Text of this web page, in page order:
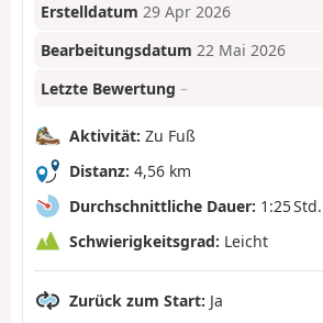
Erstelldatum 29 Apr 2026
Bearbeitungsdatum 22 Mai 2026
Letzte Bewertung –
Aktivität: Zu Fuß
Distanz: 4,56 km
Durchschnittliche Dauer: 1:25 Std.
Schwierigkeitsgrad: Leicht
Zurück zum Start: Ja